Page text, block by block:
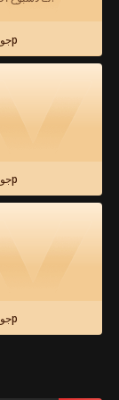
جودة عالية 1080p
جودة عالية 1080p
جودة عالية 1080p